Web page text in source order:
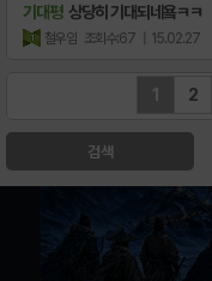
기대평 상당히 기대되네욬ㅋㅋ
철우임 조회수:67 | 15.02.27
1 2
검색